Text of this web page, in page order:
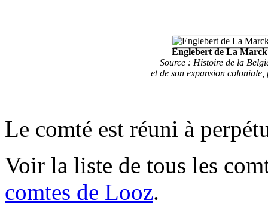
Englebert de La
Source : Histoire de la
et de son expansion coloniale,
Le comté est réuni à
Voir la liste de tous les
comtes de Looz.